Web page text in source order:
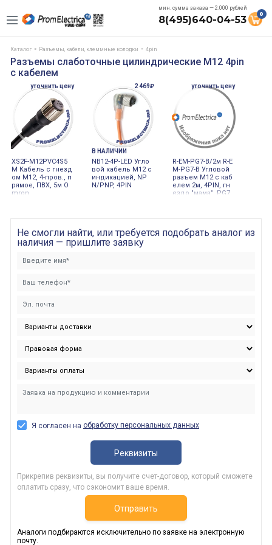
мин. сумма заказа — 2.000 рублей
8(495)640-04-53 0
Каталог Разъемы, кабели, клеммные колодки 4pin
Разъемы слаботочные цилиндрические M12 4pin
с кабелем
уточнить цену
XS2F-M12PVC4S5
M Кабель с гнезд
ом M12, 4-пров., п
рямое, ПВХ, 5м O
mron
2 469₽
В НАЛИЧИИ
NB12-4P-LED Угло
вой кабель М12 с
индикацией, NP
N/PNP, 4PIN
уточнить цену
R-EM-PG7-B/2м R-E
M-PG7-B Угловой
разъем M12 с каб
елем 2м, 4PIN, гн
ездо "мама", PG7,
Не смогли найти, или требуется подобрать аналог из
наличия — пришлите заявку
Я согласен на обработку персональных данных
Реквизиты
Прикрепив реквизиты, вы получите счет-договор, который сможете
оплатить сразу, что сэкономит ваше время.
Отправить
Аналоги подбираются исключительно по заявке на электронную
почту.